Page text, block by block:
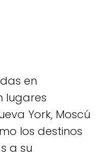
en
lugares
York, Moscú
los destinos
a su